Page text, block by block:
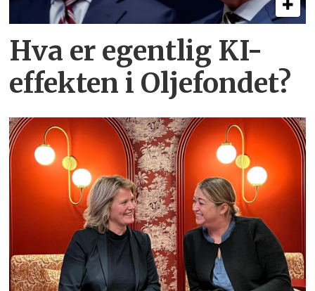
Hva er egentlig KI-
effekten i Oljefondet?